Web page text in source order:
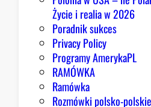
Życie i realia w 2026
Poradnik sukces
Privacy Policy
Programy AmerykaPL
RAMÓWKA
Ramówka
Rozmówki polsko-polskie